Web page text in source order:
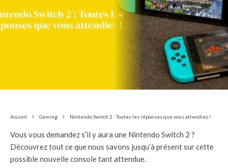
Accueil Gaming Nintendo Switch 2 : Toutes les réponses que vous attendiez !
Vous vous demandez s’il y aura une Nintendo Switch 2 ?
Découvrez tout ce que nous savons jusqu’à présent sur cette
possible nouvelle console tant attendue.